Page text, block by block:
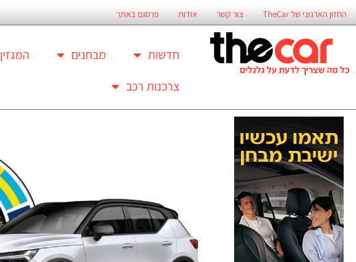
החזון הארגוני של TheCar צור קשר אודות פרסום באתר
חדשות מבחנים המגזין
צרכנות רכב